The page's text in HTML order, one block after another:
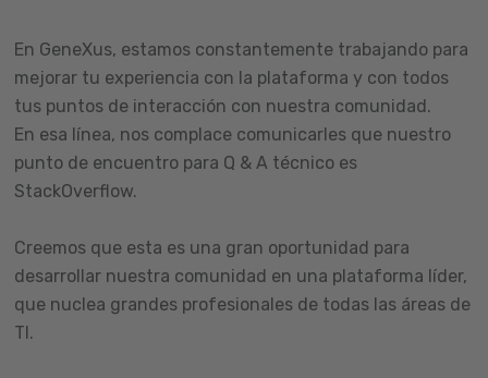
En GeneXus, estamos constantemente trabajando para
mejorar tu experiencia con la plataforma y con todos
tus puntos de interacción con nuestra comunidad.
En esa línea, nos complace comunicarles que nuestro
punto de encuentro para Q & A técnico es
StackOverflow.
Creemos que esta es una gran oportunidad para
desarrollar nuestra comunidad en una plataforma líder,
que nuclea grandes profesionales de todas las áreas de
TI.